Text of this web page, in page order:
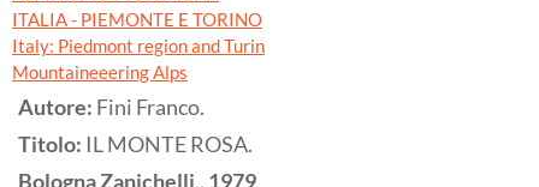
ITALIA - PIEMONTE E TORINO
Italy: Piedmont region and Turin
Mountaineeering Alps
Autore: Fini Franco.
Titolo: IL MONTE ROSA.
BolognaZanichelli,,1979